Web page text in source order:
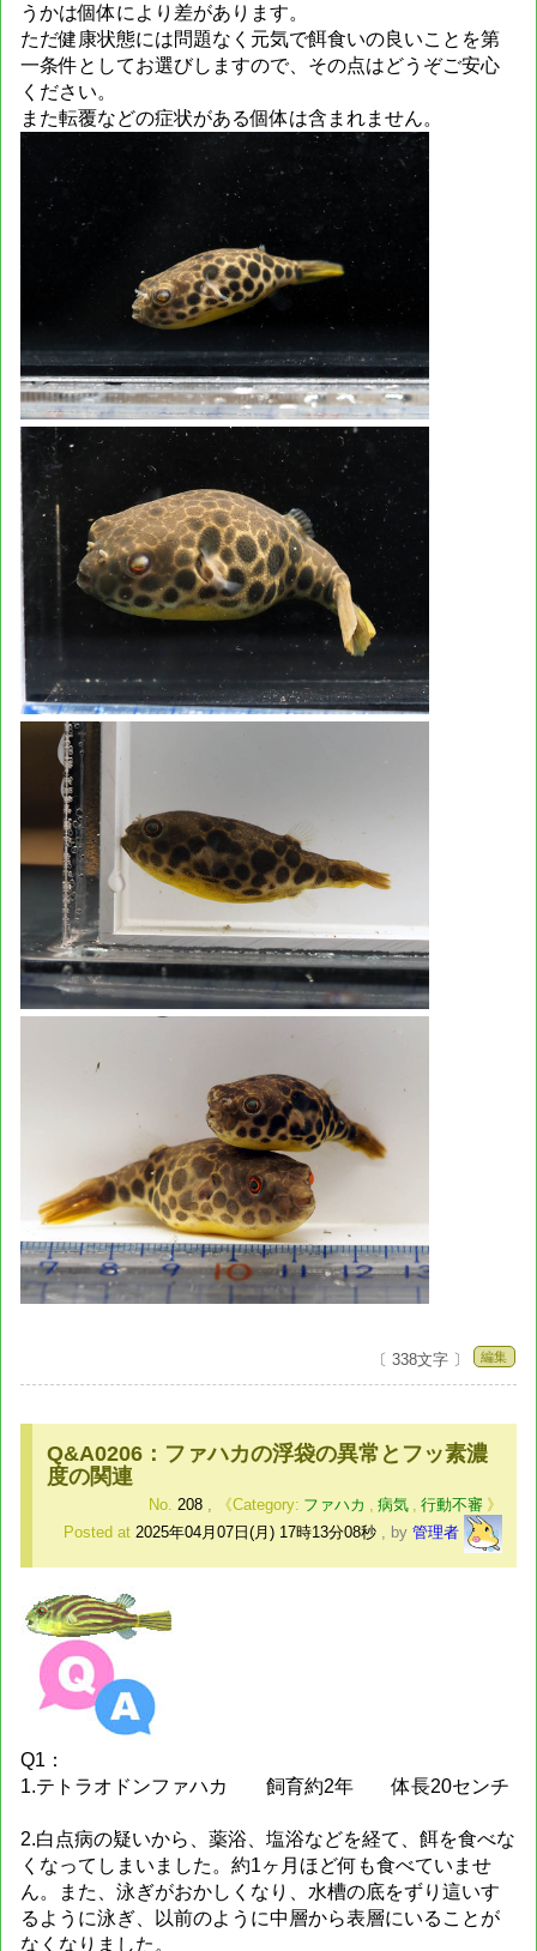
うかは個体により差があります。
ただ健康状態には問題なく元気で餌食いの良いことを第
一条件としてお選びしますので、その点はどうぞご安心
ください。
また転覆などの症状がある個体は含まれません。
〔 338文字 〕 編集
Q&A0206：ファハカの浮袋の異常とフッ素濃
度の関連
No. 208 ファハカ 病気
行動不審
Posted at 2025年04月07日(月) 17時13分08秒 , by 管理者
Q1：
1.テトラオドンファハカ 飼育約2年 体長20センチ
2.白点病の疑いから、薬浴、塩浴などを経て、餌を食べな
くなってしまいました。約1ヶ月ほど何も食べていませ
ん。また、泳ぎがおかしくなり、水槽の底をずり這いす
るように泳ぎ、以前のように中層から表層にいることが
なくなりました。